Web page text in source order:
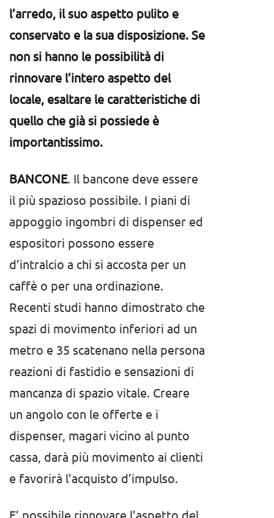
l’arredo, il suo aspetto pulito e
conservato e la sua disposizione. Se
non si hanno le possibilità di
rinnovare l’intero aspetto del
locale, esaltare le caratteristiche di
quello che già si possiede è
importantissimo.
BANCONE. Il bancone deve essere
il più spazioso possibile. I piani di
appoggio ingombri di dispenser ed
espositori possono essere
d’intralcio a chi si accosta per un
caffè o per una ordinazione.
Recenti studi hanno dimostrato che
spazi di movimento inferiori ad un
metro e 35 scatenano nella persona
reazioni di fastidio e sensazioni di
mancanza di spazio vitale. Creare
un angolo con le offerte e i
dispenser, magari vicino al punto
cassa, darà più movimento ai clienti
e favorirà l’acquisto d’impulso.
E’ possibile rinnovare l’aspetto del